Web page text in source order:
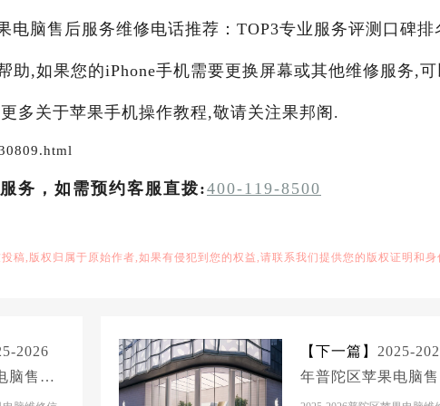
电脑售后服务维修电话推荐：TOP3专业服务评测口碑排
助,如果您的iPhone手机需要更换屏幕或其他维修服务,可
多关于苹果手机操作教程,敬请关注果邦阁.
务，如需预约客服直拨:400-119-8500
稿,版权归属于原始作者,如果有侵犯到您的权益,请联系我们提供您的版权证明和身
2026
脑售后
荐：TO
【下一篇】 2025-
年普陀区苹果电脑
服务维修电话推荐